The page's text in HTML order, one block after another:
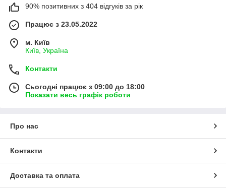
90% позитивних з 404 відгуків за рік
Працює з 23.05.2022
м. Київ
Київ, Україна
Контакти
Сьогодні працює з 09:00 до 18:00
Показати весь графік роботи
Про нас
Контакти
Доставка та оплата